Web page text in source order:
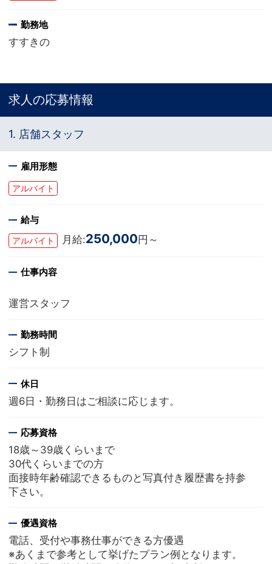
勤務地
すすきの
求人の応募情報
1. 店舗スタッフ
雇用形態
アルバイト
給与
アルバイト 月給:250,000 円～
仕事内容
運営スタッフ
勤務時間
シフト制
休日
週6日・勤務日はご相談に応じます。
応募資格
18歳～39歳くらいまで
30代くらいまでの方
面接時年齢確認できるものと写真付き履歴書を持参
下さい。
優遇資格
電話、受付や事務仕事ができる方優遇
※あくまで参考として挙げたプラン例となります。